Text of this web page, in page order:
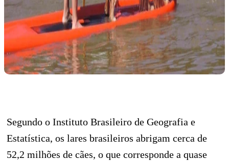
Segundo o Instituto Brasileiro de Geografia e
Estatística, os lares brasileiros abrigam cerca de
52,2 milhões de cães, o que corresponde a quase